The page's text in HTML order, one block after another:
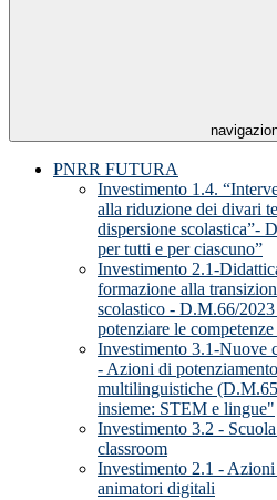
PNRR FUTURA
Investimento 1.4.
alla riduzione dei divari
dispersione scolastica”-
per tutti e per ciascuno”
Investimento 2.1-
formazione alla
scolastico - D.M.66/
potenziare le
Investimento 3.1-Nuove
- Azioni di
multilinguistiche
insieme: STEM e lingue"
Investimento 3.2 -
classroom
Investimento 2.1 -
animatori digitali